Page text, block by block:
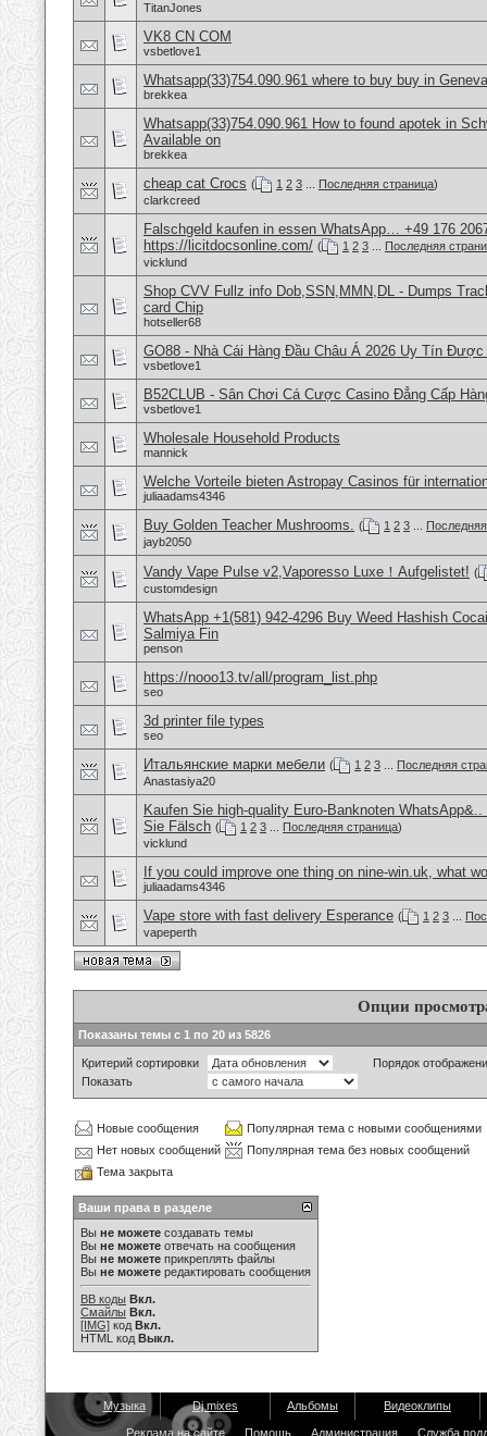
TitanJones
VK8 CN COM
vsbetlove1
Whatsapp(33)754.090.961 where to buy buy in
brekkea
Whatsapp(33)754.090.961 How to found apotek in
Available on
brekkea
cheap cat Crocs ( 1 2 3 Последняя страница)
clarkcreed
Falschgeld kaufen in essen WhatsApp… +49 176
https://licitdocsonline.com/ ( 1 2 3
Последняя
vicklund
Shop CVV Fullz info Dob,SSN,MMN,DL - Dumps
card Chip
hotseller68
GO88 - Nhà Cái Hàng Đầu Châu Á 2026 Uy Tín
vsbetlove1
B52CLUB - Sân Chơi Cá Cược Casino Đẳng Cấp
vsbetlove1
Wholesale Household Products
mannick
Welche Vorteile bieten Astropay Casinos für
juliaadams4346
Buy Golden Teacher Mushrooms. ( 1 2 3
jayb2050
Vandy Vape Pulse v2,Vaporesso Luxe！Aufgelistet! (
customdesign
WhatsApp +1(581) 942-4296 Buy Weed Hashish
Salmiya Fin
penson
https://nooo13.tv/all/program_list.php
seo
3d printer file types
seo
Итальянские марки мебели ( 1 2 3
Последняя
Anastasiya20
Kaufen Sie high-quality Euro-Banknoten
Sie Fälsch ( 1 2 3 Последняя страница)
vicklund
If you could improve one thing on nine-win.uk, what
juliaadams4346
Vape store with fast delivery Esperance ( 1 2 3
vapeperth
Опции
Показаны темы с 1 по 20 из 5826
Критерий сортировки
Порядок
Показать
Новые сообщения
Популярная тема с новыми сообщениями
Нет новых сообщений
Популярная тема без новых сообщений
Тема закрыта
Ваши права в разделе
Вы не можете создавать темы
Вы не можете отвечать на сообщения
Вы не можете прикреплять файлы
Вы не можете редактировать сообщения
BB коды Вкл.
Смайлы Вкл.
[IMG] код Вкл.
HTML код Выкл.
Музыка Dj mixes Альбомы Видеоклипы
Реклама на сайте Помощь Администрация Служба